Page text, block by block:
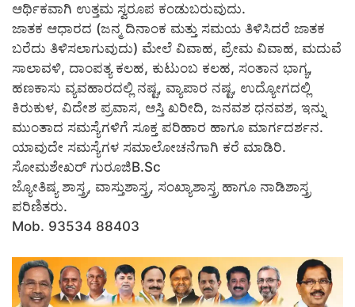
ಆರ್ಥಿಕವಾಗಿ ಉತ್ತಮ ಸ್ವರೂಪ ಕಂಡುಬರುವುದು.
ಜಾತಕ ಆಧಾರದ (ಜನ್ಮ ದಿನಾಂಕ ಮತ್ತು ಸಮಯ ತಿಳಿಸಿದರೆ ಜಾತಕ
ಬರೆದು ತಿಳಿಸಲಾಗುವುದು) ಮೇಲೆ ವಿವಾಹ, ಪ್ರೇಮ ವಿವಾಹ, ಮದುವೆ
ಸಾಲಾವಳಿ, ದಾಂಪತ್ಯ ಕಲಹ, ಕುಟುಂಬ ಕಲಹ, ಸಂತಾನ ಭಾಗ್ಯ,
ಹಣಕಾಸು ವ್ಯವಹಾರದಲ್ಲಿ ನಷ್ಟ, ವ್ಯಾಪಾರ ನಷ್ಟ, ಉದ್ಯೋಗದಲ್ಲಿ
ಕಿರುಕುಳ, ವಿದೇಶ ಪ್ರವಾಸ, ಆಸ್ತಿ ಖರೀದಿ, ಜನವಶ ಧನವಶ, ಇನ್ನು
ಮುಂತಾದ ಸಮಸ್ಯೆಗಳಿಗೆ ಸೂಕ್ತ ಪರಿಹಾರ ಹಾಗೂ ಮಾರ್ಗದರ್ಶನ.
ಯಾವುದೇ ಸಮಸ್ಯೆಗಳ ಸಮಾಲೋಚನೆಗಾಗಿ ಕರೆ ಮಾಡಿರಿ.
ಸೋಮಶೇಖರ್ ಗುರೂಜಿB.Sc
ಜ್ಯೋತಿಷ್ಯ ಶಾಸ್ತ್ರ, ವಾಸ್ತುಶಾಸ್ತ್ರ, ಸಂಖ್ಯಾಶಾಸ್ತ್ರ ಹಾಗೂ ನಾಡಿಶಾಸ್ತ್ರ
ಪರಿಣಿತರು.
Mob. 93534 88403